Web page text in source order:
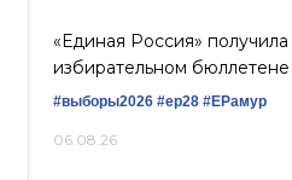
«Единая Россия»
избирательном
#выборы2026 #ер28 #ЕРамур
06.08.26